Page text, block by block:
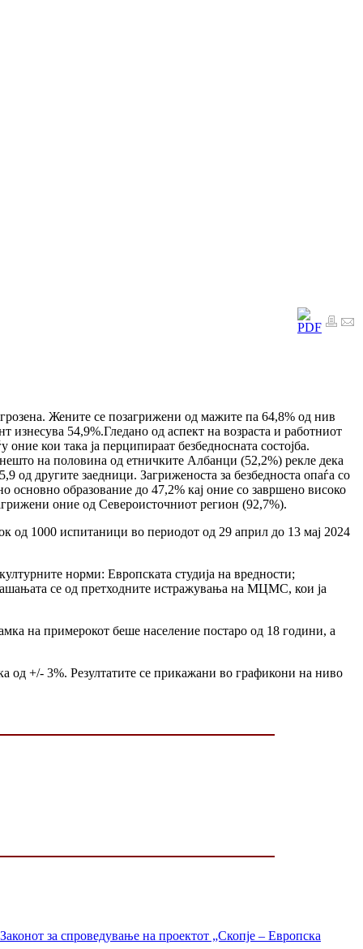
Жените се позагрижени од мажите па 64,8% од нив
изнесува 54,9%.Гледано од аспект на возраста и работниот
кои така ја перципираат безбедносната состојба.
на половина од етничките Албанци (52,2%) рекле дека
од другите заедници. Загриженоста за безбедноста опаѓа со
основно образование до 47,2% кај оние со завршено високо
оние од Североисточниот регион (92,7%).
од 1000 испитаници во периодот од 29 април до 13 мај 2024
норми: Европската студија на вредности;
се од претходните истражувања на МЦМС, кои ја
на примерокот беше население постаро од 18 години, а
од +/- 3%. Резултатите се прикажани во графикони на ниво
за спроведување на проектот „Скопје – Европска